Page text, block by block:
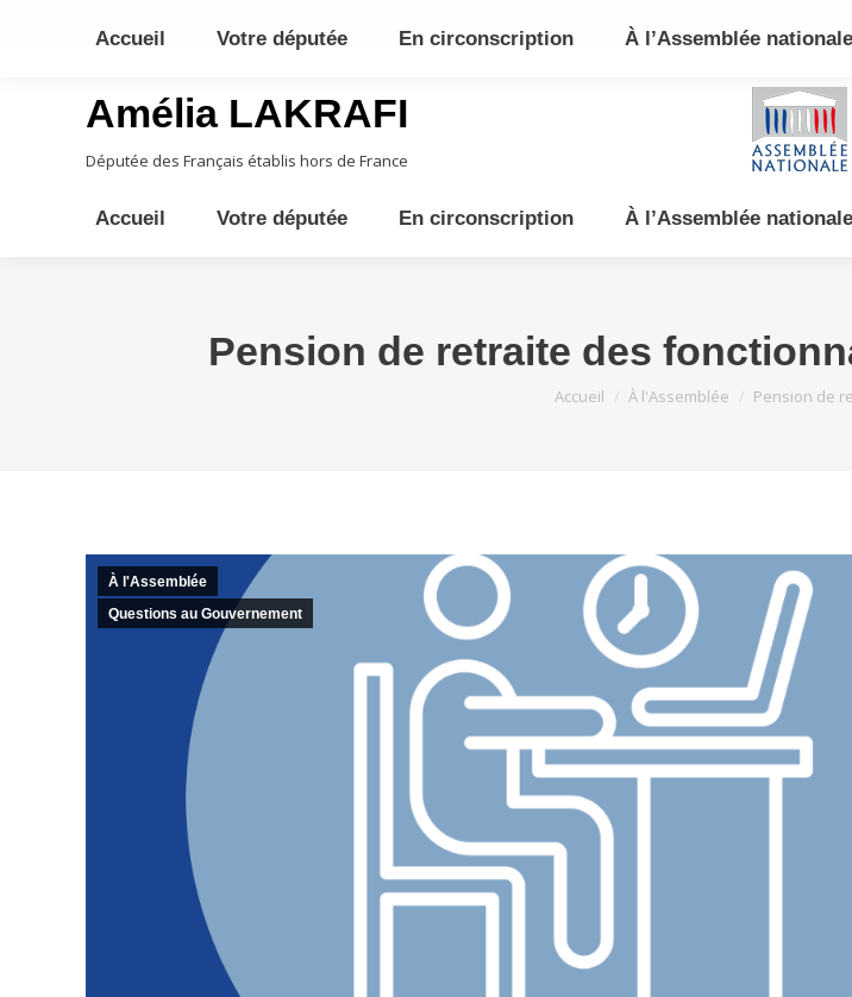
Amélia LAKRAFI
Députée des Français établis hors de France
Accueil Votre députée En circonscription À l’Assemblée nationale
Pension de retraite des
Vous êtes ici :
Accueil À l'Assemblée Pension de
À l'Assemblée
Questions au Gouvernement
Accueil Votre députée En circonscription À l’Assemblée nationale